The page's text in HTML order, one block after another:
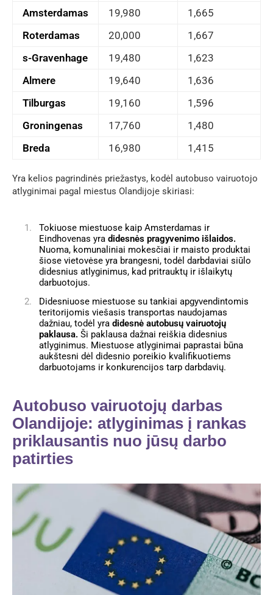
Amsterdamas 19,980
1,665
Roterdamas
20,000
1,667
s-Gravenhage
19,480
1,623
Almere
19,640
1,636
Tilburgas
19,160
1,596
Groningenas
17,760
1,480
Breda
16,980 1,415
Yra kelios pagrindinės priežastys, kodėl autobuso vairuotojo
atlyginimai pagal miestus Olandijoje skiriasi:
Tokiuose miestuose kaip Amsterdamas ir
Eindhovenas yra didesnės pragyvenimo išlaidos.
Nuoma, komunaliniai mokesčiai ir maisto produktai
šiose vietovėse yra brangesni, todėl darbdaviai siūlo
didesnius atlyginimus, kad pritrauktų ir išlaikytų
darbuotojus.
Didesniuose miestuose su tankiai apgyvendintomis
teritorijomis viešasis transportas naudojamas
dažniau, todėl yra didesnė autobusų vairuotojų
paklausa. Ši paklausa dažnai reiškia didesnius
atlyginimus. Miestuose atlyginimai paprastai būna
aukštesni dėl didesnio poreikio kvalifikuotiems
darbuotojams ir konkurencijos tarp darbdavių.
Autobuso vairuotojų darbas
Olandijoje: atlyginimas į rankas
priklausantis nuo jūsų darbo
patirties